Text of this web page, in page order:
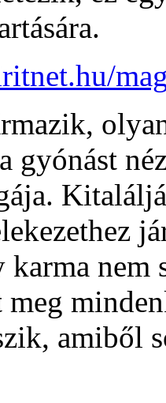
gyónást
karma nem
amiből